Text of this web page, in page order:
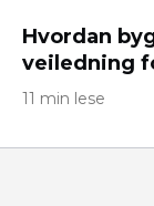
Hvordan
veiledning
11 min lese